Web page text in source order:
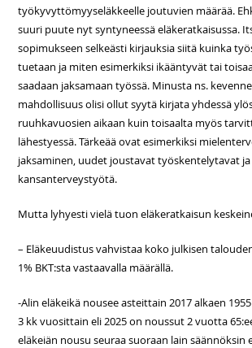
työkyvyttömyyseläkkeelle joutuvien määrää.
suuri puute nyt syntyneessä eläkeratkaisussa.
sopimukseen selkeästi kirjauksia siitä kuinka
tuetaan ja miten esimerkiksi ikääntyvät tai
saadaan jaksamaan työssä. Minusta ns.
mahdollisuus olisi ollut syytä kirjata yhdessä
ruuhkavuosien aikaan kuin toisaalta myös
lähestyessä. Tärkeää ovat esimerkiksi
jaksaminen, uudet joustavat työskentelytavat
kansanterveystyötä.
Mutta lyhyesti vielä tuon eläkeratkaisun
– Eläkeuudistus vahvistaa koko julkisen
1% BKT:sta vastaavalla määrällä.
-Alin eläkeikä nousee asteittain 2017 alkaen
3 kk vuosittain eli 2025 on noussut 2 vuotta
eläkeiän nousu seuraa suoraan lain